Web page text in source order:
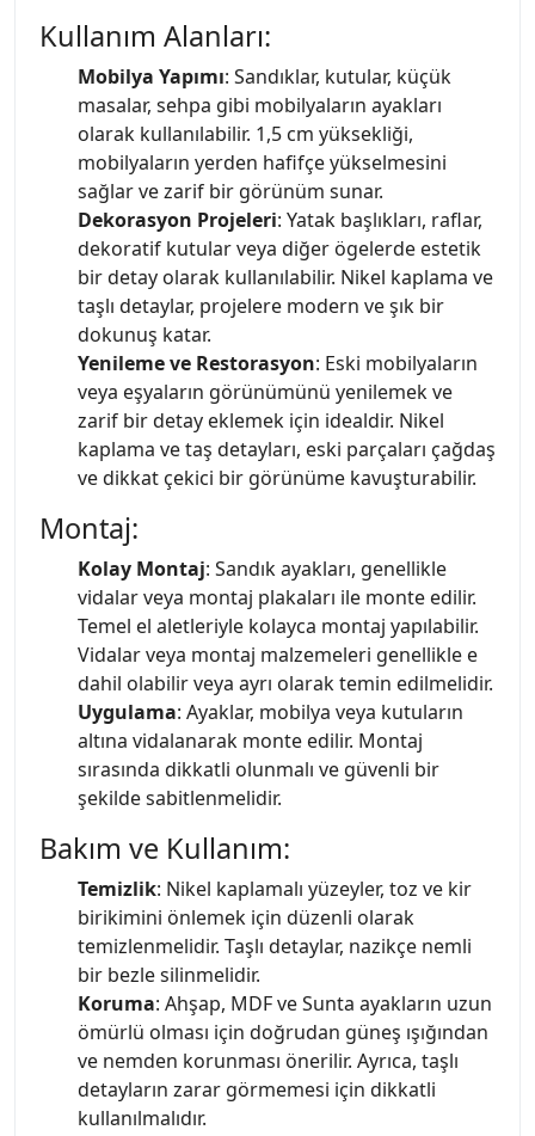
Kullanım Alanları:
Mobilya Yapımı: Sandıklar, kutular, küçük
masalar, sehpa gibi mobilyaların ayakları
olarak kullanılabilir. 1,5 cm yüksekliği,
mobilyaların yerden hafifçe yükselmesini
sağlar ve zarif bir görünüm sunar.
Dekorasyon Projeleri: Yatak başlıkları, raflar,
dekoratif kutular veya diğer ögelerde estetik
bir detay olarak kullanılabilir. Nikel kaplama ve
taşlı detaylar, projelere modern ve şık bir
dokunuş katar.
Yenileme ve Restorasyon: Eski mobilyaların
veya eşyaların görünümünü yenilemek ve
zarif bir detay eklemek için idealdir. Nikel
kaplama ve taş detayları, eski parçaları çağdaş
ve dikkat çekici bir görünüme kavuşturabilir.
Montaj:
Kolay Montaj: Sandık ayakları, genellikle
vidalar veya montaj plakaları ile monte edilir.
Temel el aletleriyle kolayca montaj yapılabilir.
Vidalar veya montaj malzemeleri genellikle e
dahil olabilir veya ayrı olarak temin edilmelidir.
Uygulama: Ayaklar, mobilya veya kutuların
altına vidalanarak monte edilir. Montaj
sırasında dikkatli olunmalı ve güvenli bir
şekilde sabitlenmelidir.
Bakım ve Kullanım:
Temizlik: Nikel kaplamalı yüzeyler, toz ve kir
birikimini önlemek için düzenli olarak
temizlenmelidir. Taşlı detaylar, nazikçe nemli
bir bezle silinmelidir.
Koruma: Ahşap, MDF ve Sunta ayakların uzun
ömürlü olması için doğrudan güneş ışığından
ve nemden korunması önerilir. Ayrıca, taşlı
detayların zarar görmemesi için dikkatli
kullanılmalıdır.